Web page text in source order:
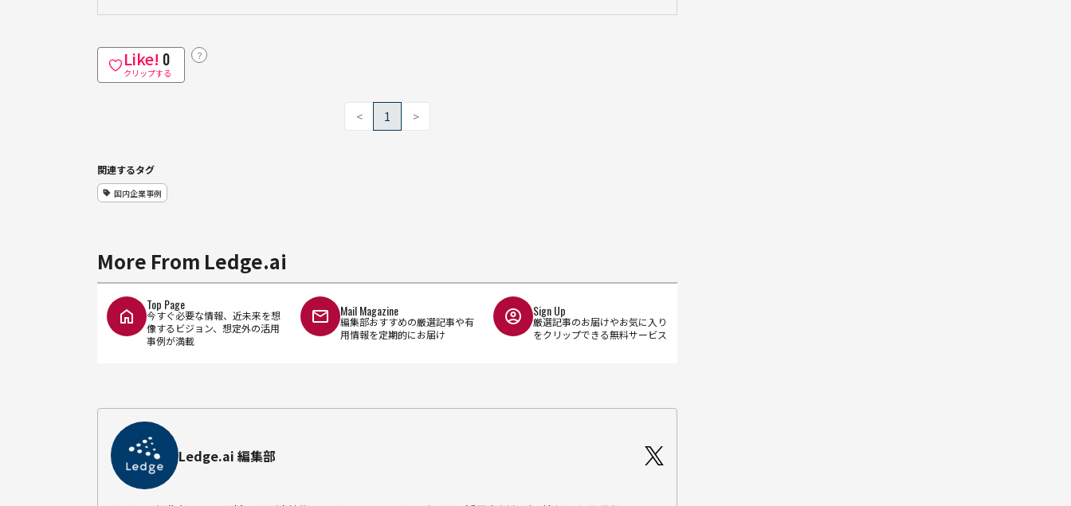
Like! 0
クリップする
？
< 1 >
関連するタグ
国内企業事例
More From Ledge.ai
Top Page
今すぐ必要な情報、近未来を想
像するビジョン、想定外の活用
事例が満載
Mail Magazine
編集部おすすめの厳選記事や有
用情報を定期的にお届け
Sign Up
厳選記事のお届けやお気に入り
をクリップできる無料サービス
Ledge.ai 編集部